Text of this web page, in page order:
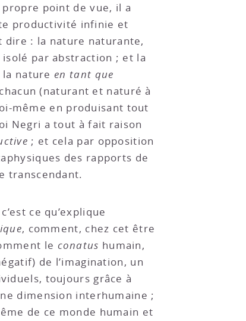
point de vue, il a
productivité infinie et
dire : la nature naturante,
par abstraction ; et la
la natureen tant que
(naturant et naturé à
même en produisant tout
Negri a tout à fait raison
; et cela par opposition
des rapports de
transcendant.
ce qu’explique
, comment, chez cet être
le conatus humain,
de l’imagination, un
toujours grâce à
dimension interhumaine ;
de ce monde humain et